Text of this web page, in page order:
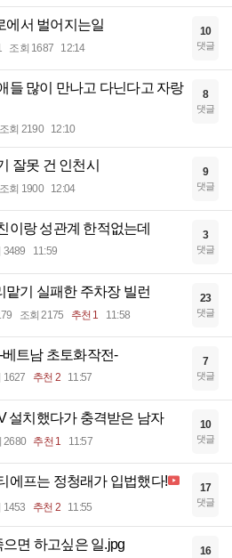
에서 벌어지는일
조회 1687 12:14
10
댓글
들 많이 만나고 다닌다고 자랑
조회 2190 12:10
8
댓글
잘못 건 인천시
조회 1900 12:04
9
댓글
이랑 성관계 한적없는데
3489 11:59
3
댓글
맡기 실패한 주차장 빌런
조회 2175 추천 1 11:58
23
댓글
트남 초토화작전-
1627 추천 2 11:57
7
댓글
설치했다가 충격받은 남자
2680 추천 1 11:57
10
댓글
에프는 정청래가 입법했다!
1453 추천 2 11:55
17
댓글
으면 하고싶은 일.jpg 16